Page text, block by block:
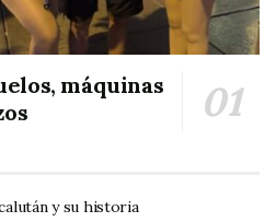
máquinas
y su historia